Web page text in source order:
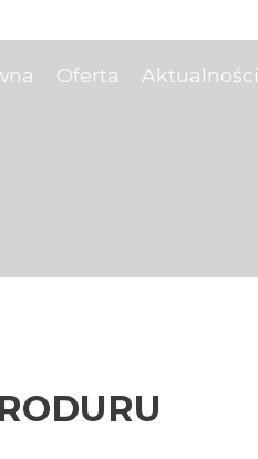
Oferta Aktualności